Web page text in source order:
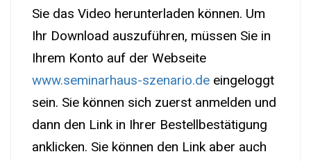
Sie das Video herunterladen können. Um
Ihr Download auszuführen, müssen Sie in
Ihrem Konto auf der Webseite
www.seminarhaus-szenario.de eingeloggt
sein. Sie können sich zuerst anmelden und
dann den Link in Ihrer Bestellbestätigung
anklicken. Sie können den Link aber auch